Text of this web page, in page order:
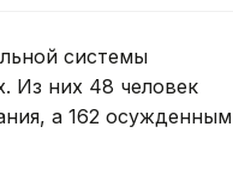
системы
Из них 48 человек
а 162 осужденным